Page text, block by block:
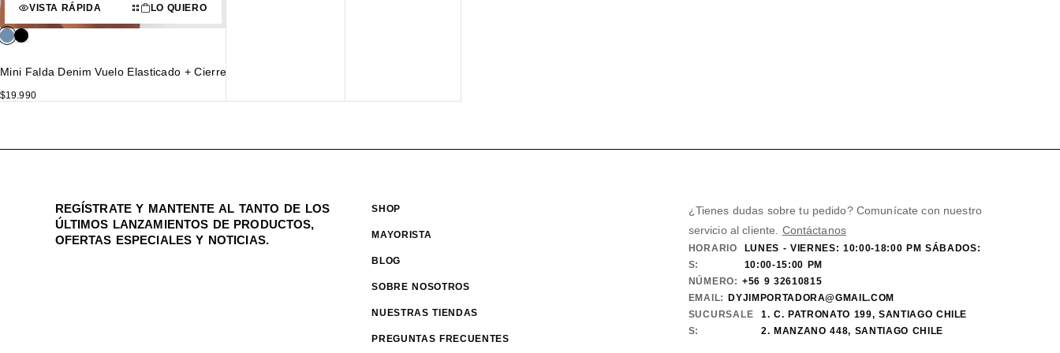
VISTA RÁPIDA LO QUIERO
Mini Falda Denim Vuelo Elasticado + Cierre
$19.990
REGÍSTRATE Y MANTENTE AL TANTO DE LOS
ÚLTIMOS LANZAMIENTOS DE PRODUCTOS,
OFERTAS ESPECIALES Y NOTICIAS.
SHOP
MAYORISTA
BLOG
SOBRE NOSOTROS
NUESTRAS TIENDAS
PREGUNTAS FRECUENTES
¿Tienes dudas sobre tu pedido? Comunícate con nuestro
servicio al cliente. Contáctanos
HORARIO
S:
LUNES - VIERNES: 10:00-18:00 PM SÁBADOS:
10:00-15:00 PM
NÚMERO: +56 9 32610815
EMAIL:
DYJIMPORTADORA@GMAIL.COM
SUCURSALE
S:
1. C. PATRONATO 199, SANTIAGO CHILE
2. MANZANO 448, SANTIAGO CHILE